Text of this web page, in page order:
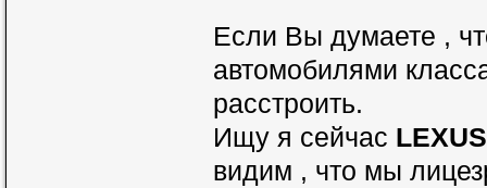
Если Вы думаете ,
автомобилями
расстроить.
Ищу я сейчас
видим , что мы